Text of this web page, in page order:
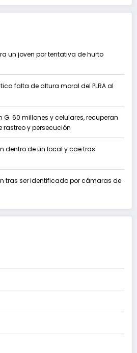
un joven por tentativa de hurto
falta de altura moral del PLRA al
G. 60 millones y celulares, recuperan
y persecución
dentro de un local y cae tras
tras ser identificado por cámaras de